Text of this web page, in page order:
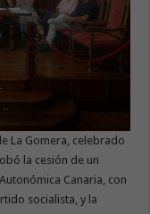
La Gomera, celebrado
la cesión de un
Canaria, con
socialista, y la